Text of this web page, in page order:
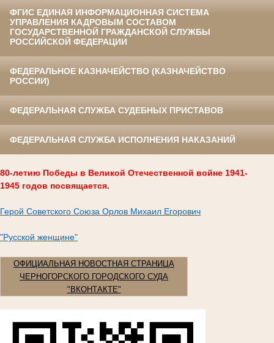
ФГИС ЕДИНАЯ ИНФОРМАЦИОННАЯ СИСТЕМА
УПРАВЛЕНИЯ КАДРОВЫМ СОСТАВОМ
ГОСУДАРСТВЕННОЙ ГРАЖДАНСКОЙ СЛУЖБЫ
РОССИЙСКОЙ ФЕДЕРАЦИИ
ФЕДЕРАЛЬНОЕ КАЗНАЧЕЙСТВО (КАЗНАЧЕЙСТВО
РОССИИ)
ФЕДЕРАЛЬНАЯ СЛУЖБА СУДЕБНЫХ ПРИСТАВОВ
ФЕДЕРАЛЬНАЯ СЛУЖБА ИСПОЛНЕНИЯ НАКАЗАНИЙ
80-летию Победы в Великой Отечественной войне 1941-
1945 годов посвящается.
Герой Советского Союза Орлов Михаил Егорович
"Русской женщине"
ОФИЦИАЛЬНАЯ НОВОСТНАЯ СТРАНИЦА
ЧЕРНОГОРСКОГО ГОРОДСКОГО СУДА
"ВКОНТАКТЕ"